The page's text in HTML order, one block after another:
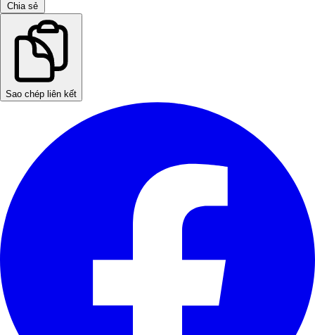
Chia sẻ
Sao chép liên kết